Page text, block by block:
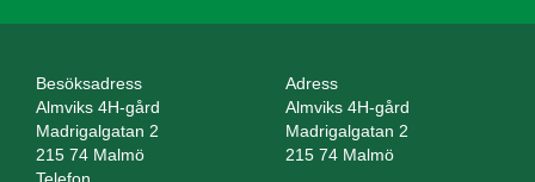
Besöksadress
Almviks 4H-gård
Madrigalgatan 2
215 74 Malmö
Adress
Almviks 4H-gård
Madrigalgatan 2
215 74 Malmö